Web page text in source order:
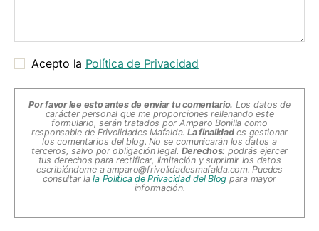
Acepto la Política de Privacidad
Por favor lee esto antes de enviar tu comentario. Los datos de
carácter personal que me proporciones rellenando este
formulario, serán tratados por Amparo Bonilla como
responsable de Frivolidades Mafalda. La finalidades gestionar
los comentarios del blog. No se comunicarán los datos a
terceros, salvo por obligación legal. Derechos: podrás ejercer
tus derechos para rectificar, limitación y suprimir los datos
escribiéndome a amparo@frivolidadesmafalda.com. Puedes
consultar lala Política de Privacidad del Blog para mayor
información.